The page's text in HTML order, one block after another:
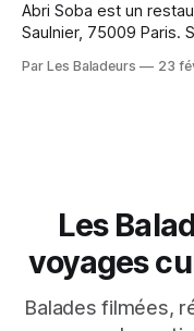
Abri Soba est un
Saulnier, 75009 Paris.
cadre chaleureux et épuré. Cadre et
Par Les Baladeurs 23
Les
voyages
Balades filmées,